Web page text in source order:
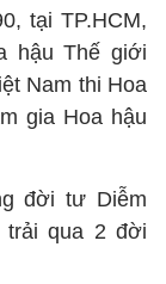
tại TP.HCM,
hậu Thế giới
Nam thi Hoa
gia Hoa hậu
đời tư Diễm
trải qua 2 đời